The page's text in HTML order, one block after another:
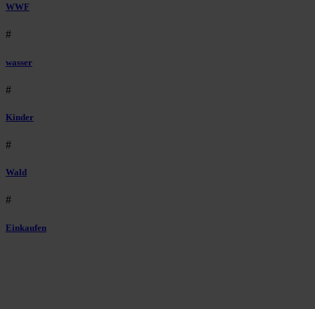
WWF
#
wasser
#
Kinder
#
Wald
#
Einkaufen